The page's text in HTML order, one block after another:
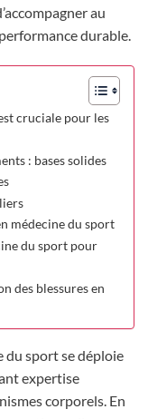
au
durable.
cruciale pour les
: bases solides
médecine du sport
du sport pour
des blessures en
du sport se déploie
expertise
corporels. En